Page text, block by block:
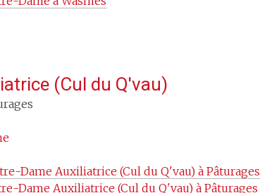
(Cul du Q'vau)
Dame Auxiliatrice (Cul du Q'vau) à Pâturages
Dame Auxiliatrice (Cul du Q'vau) à Pâturages